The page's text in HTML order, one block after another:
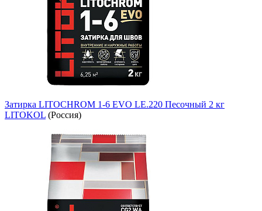
Затирка LITOCHROM 1-6 EVO LE.220 Песочный 2 кг
LITOKOL (Россия)